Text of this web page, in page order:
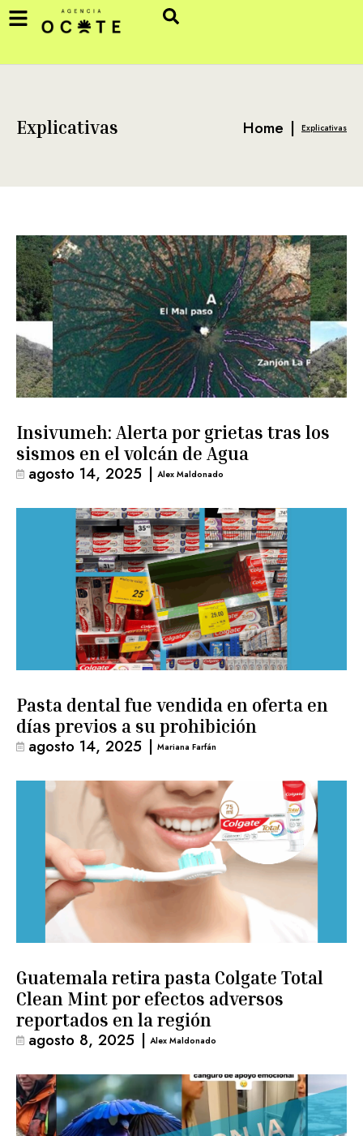
Explicativas Home | Explicativas
Insivumeh: Alerta por grietas tras los
sismos en el volcán de Agua
agosto 14, 2025 | Alex Maldonado
Pasta dental fue vendida en oferta en
días previos a su prohibición
agosto 14, 2025 | Mariana Farfán
Guatemala retira pasta Colgate Total
Clean Mint por efectos adversos
reportados en la región
agosto 8, 2025 | Alex Maldonado